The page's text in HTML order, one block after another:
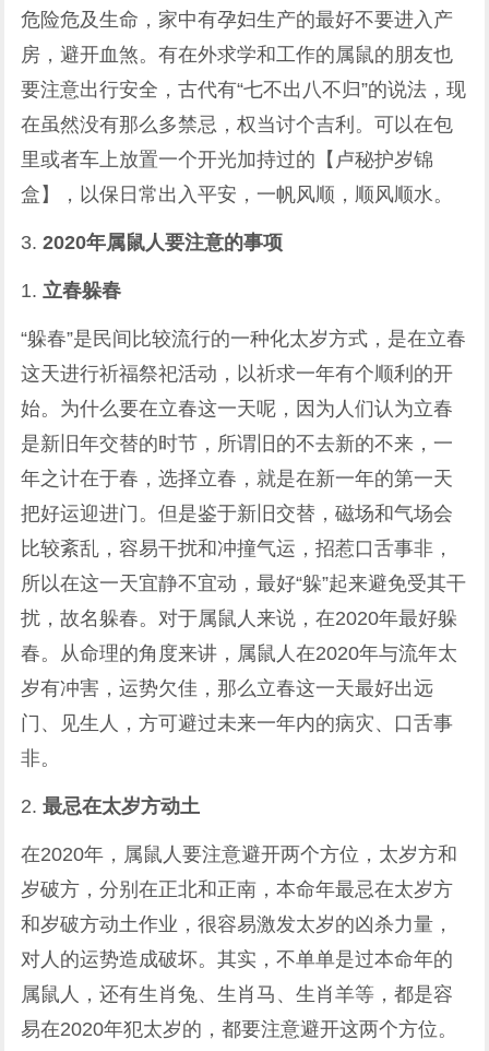
危险危及生命，家中有孕妇生产的最好不要进入产
房，避开血煞。有在外求学和工作的属鼠的朋友也
要注意出行安全，古代有“七不出八不归”的说法，现
在虽然没有那么多禁忌，权当讨个吉利。可以在包
里或者车上放置一个开光加持过的【卢秘护岁锦
盒】，以保日常出入平安，一帆风顺，顺风顺水。
3.2020年属鼠人要注意的事项
1.立春躲春
“躲春”是民间比较流行的一种化太岁方式，是在立春
这天进行祈福祭祀活动，以祈求一年有个顺利的开
始。为什么要在立春这一天呢，因为人们认为立春
是新旧年交替的时节，所谓旧的不去新的不来，一
年之计在于春，选择立春，就是在新一年的第一天
把好运迎进门。但是鉴于新旧交替，磁场和气场会
比较紊乱，容易干扰和冲撞气运，招惹口舌事非，
所以在这一天宜静不宜动，最好“躲”起来避免受其干
扰，故名躲春。对于属鼠人来说，在2020年最好躲
春。从命理的角度来讲，属鼠人在2020年与流年太
岁有冲害，运势欠佳，那么立春这一天最好出远
门、见生人，方可避过未来一年内的病灾、口舌事
非。
2.最忌在太岁方动土
在2020年，属鼠人要注意避开两个方位，太岁方和
岁破方，分别在正北和正南，本命年最忌在太岁方
和岁破方动土作业，很容易激发太岁的凶杀力量，
对人的运势造成破坏。其实，不单单是过本命年的
属鼠人，还有生肖兔、生肖马、生肖羊等，都是容
易在2020年犯太岁的，都要注意避开这两个方位。